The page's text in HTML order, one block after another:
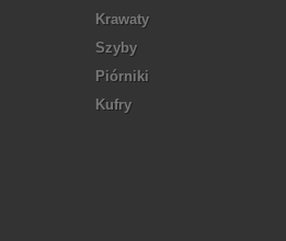
Krawaty
Szyby
Piórniki
Kufry